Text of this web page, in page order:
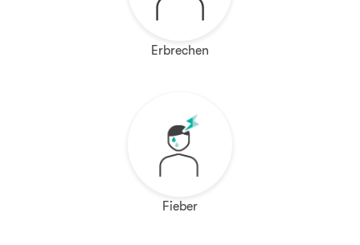
Erbrechen
Fieber